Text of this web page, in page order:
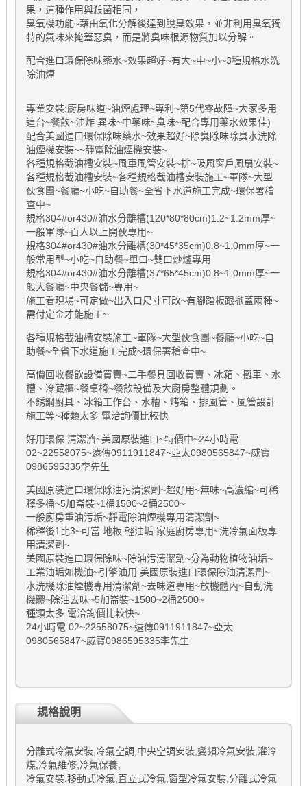
果，這種作用與殺菌相同，
臭氧機功能~藉由氧化分解後達到脫臭效果，並非利用臭氧獨
特的氣味來掩蓋惡臭，而是將臭味根源物質加以分解。
配合進口環保除味藥水~效果超好~有大~中~小~3種規格水洗
除油煙
專業安裝:廚房味道~油煙處理~專利~第5代零故障~大家多用
這台~餐飲~油炸 異味~中藥味~臭味~配合專用藥水效果佳)
配合美國進口環保除味藥水~效果超好~除臭除味除臭水洗除
油煙機安裝~~靜電除油煙機安裝~
各種規格截油槽安裝~風車風管安裝~排~吸風窗戶風扇安裝~
各種規格截油槽安裝~各種規格截油槽安裝施工~軍隊~大型
伙食團~餐廳~小吃~自助餐~全省下水道施工完成~環保署稽
查中~
規格304#or430#油水分離槽(120*80*80cm)1.2~1.2mm厚~
一般軍隊~百人以上開伙專用~
規格304#or430#油水分離槽(30*45*35cm)0.8~1.0mm厚~一
般常用型~小吃~自助餐~單口~雙口炒爐專用
規格304#or430#油水分離槽(37*65*45cm)0.8~1.0mm厚~一
般大餐廳~中央餐儲~專用~
施工看現場~可定做~出入口尺寸可改~有腳踏板跟掀蓋兩種~
需付定金才能施工~
各種規格截油槽安裝施工~軍隊~大型伙食團~餐廳~小吃~自
助餐~全省下水道施工完成~環保署稽查中~
高價回收餐飲設備買賣~二手餐具回收買賣、冰箱、攤車、水
槽、冷藏櫃~餐桌椅~餐飲設備及大廚房整體規劃。
不銹鋼廚具、冰箱工作台、水槽、烤箱、排風管、風管設計
施工等~種類太多 電洽詢價比較快
好用環保 清潔濟~美國原裝進口~特價中~24小時電
02~22558075~遠傳0911911847~亞太0980565847~威寶
0986595335李先生
美國原裝進口環保除油污清潔劑~超好用~無味~高濃縮~可稀
釋多桶~5加崙裝~1桶1500~2桶2500~
一般廚房重油污垢~靜電除油煙機專用清潔劑~
稀釋後1比3~可當 地板 輕油垢 家庭廚房專用~洗冷氣面板專
用清潔劑~
美國原裝進口環保除味~除油污清潔劑~分為動物植物油垢~
工業油垢如機油~引擎油用:美國原裝進口環保除油清潔劑~
水洗機除油煙機專用清潔劑~去味道專用~放機體內~自動洗
機體~除油去味~5加崙裝~1500~2桶2500~
種類太多 電洽詢價比較快~
24小時電 02~22558075~遠傳0911911847~亞太
0980565847~威寶0986595335李先生
規格說明
分離式冷氣安裝,冷氣空調,中央空調安裝,變頻冷氣安裝,灌冷
煤,冷氣維修,冷氣保養,
冷氣安裝,移動式冷氣,直立式冷氣,窗型冷氣安裝,分離式冷氣